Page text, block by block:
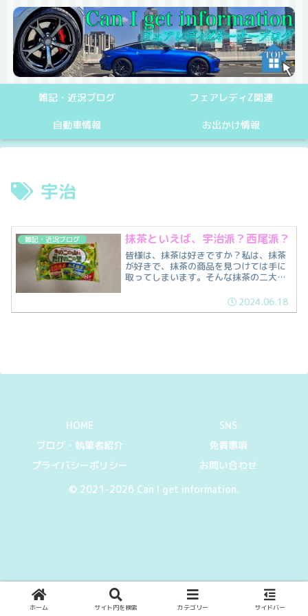
雑記・近況ブログ フェアレディZ関連
自動車情報 お出かけ情報
宇治
雑記・近況ブログ 抹茶といえば、宇治派？西尾派？
皆様は、抹茶は好きですか？私は、抹茶
が好きで、抹茶の商品を見つけては手に
取ってしまいます。そんな抹茶の二大産
宇治とは京都府宇治市のブランドで西尾
とは愛知県西尾市のブランドです。他に
2024.06.18
HOME
SNS
ブログ・執筆者紹介
免責事項
プライバシーポリシー
お問い合わせ
© 2021-2026 Can I get information.
ホーム サイト内を検索 カテゴリー サイドバー